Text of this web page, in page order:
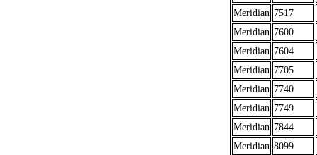
Meridian 7517
Meridian 7600
Meridian 7604
Meridian 7705
Meridian 7740
Meridian 7749
Meridian 7844
Meridian 8099